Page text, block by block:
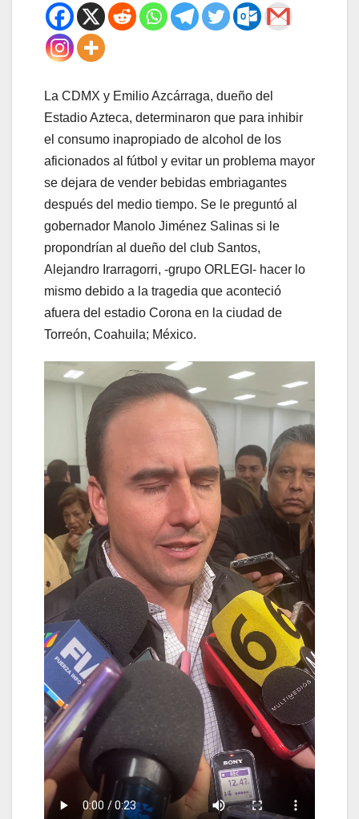
La CDMX y Emilio Azcárraga, dueño del
Estadio Azteca, determinaron que para inhibir
el consumo inapropiado de alcohol de los
aficionados al fútbol y evitar un problema mayor
se dejara de vender bebidas embriagantes
después del medio tiempo. Se le preguntó al
gobernador Manolo Jiménez Salinas si le
propondrían al dueño del club Santos,
Alejandro Irarragorri, -grupo ORLEGI- hacer lo
mismo debido a la tragedia que aconteció
afuera del estadio Corona en la ciudad de
Torreón, Coahuila; México.